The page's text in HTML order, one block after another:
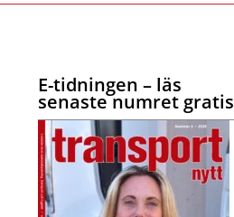
E-tidningen – läs
senaste numret gratis